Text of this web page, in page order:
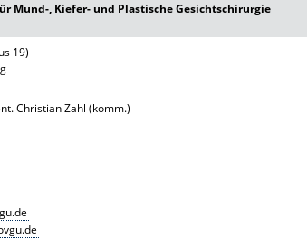
Mund-, Kiefer- und Plastische Gesichtschirurgie
19)
Christian Zahl (komm.)